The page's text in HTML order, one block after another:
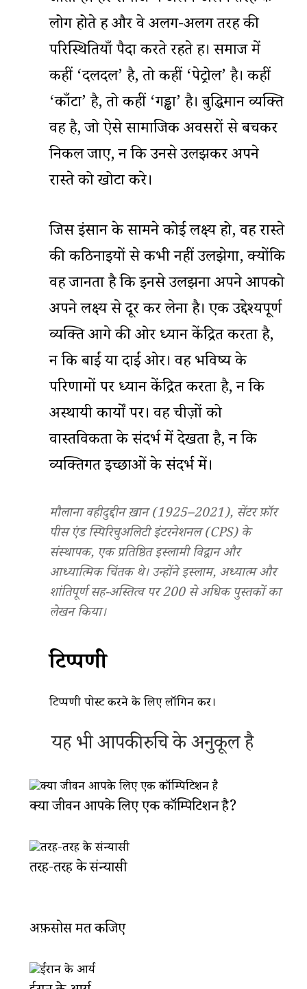
लोग होते हैं और वे अलग-अलग तरह की
परिस्थितियाँ पैदा करते रहते हैं। समाज में
कहीं ‘दलदल’ है, तो कहीं ‘पेट्रोल’ है। कहीं
‘काँटा’ है, तो कहीं ‘गड्ढा’ है। बुद्धिमान व्यक्ति
वह है, जो ऐसे सामाजिक अवसरों से बचकर
निकल जाए, न कि उनसे उलझकर अपने
रास्ते को खोटा करे।
जिस इंसान के सामने कोई लक्ष्य हो, वह रास्ते
की कठिनाइयों से कभी नहीं उलझेगा, क्योंकि
वह जानता है कि इनसे उलझना अपने आपको
अपने लक्ष्य से दूर कर लेना है। एक उद्देश्यपूर्ण
व्यक्ति आगे की ओर ध्यान केंद्रित करता है,
न कि बाईं या दाईं ओर। वह भविष्य के
परिणामों पर ध्यान केंद्रित करता है, न कि
अस्थायी कार्यों पर। वह चीज़ों को
वास्तविकता के संदर्भ में देखता है, न कि
व्यक्तिगत इच्छाओं के संदर्भ में।
मौलाना वहीदुद्दीन ख़ान (1925–2021), सेंटर फ़ॉर
पीस एंड स्पिरिचुअलिटी इंटरनेशनल (CPS)के
संस्थापक, एक प्रतिष्ठित इस्लामी विद्वान और
आध्यात्मिक चिंतक थे। उन्होंने इस्लाम, अध्यात्म और
शांतिपूर्ण सह-अस्तित्व पर 200 से अधिक पुस्तकों का
लेखन किया।
टिप्पणी
टिप्पणी पोस्ट करने के लिएलॉगिनकरें।
यह भी आपकी रुचि के अनुकूल है
क्या जीवन आपके लिए एक कॉम्पिटिशन है?
तरह-तरह के संन्यासी
अफ़सोस मत कीजिए